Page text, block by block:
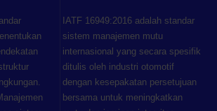
IATF 16949:2016 adalah standar
sistem manajemen mutu
internasional yang secara spesifik
ditulis oleh industri otomotif
dengan kesepakatan persetujuan
bersama untuk meningkatkan